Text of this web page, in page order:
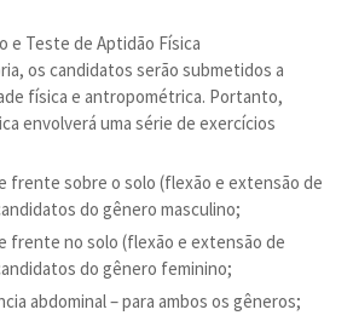
e Teste de Aptidão Física
os candidatos serão submetidos a
física e antropométrica. Portanto,
envolverá uma série de exercícios
frente sobre o solo (flexão e extensão de
do gênero masculino;
frente no solo (flexão e extensão de
do gênero feminino;
abdominal – para ambos os gêneros;